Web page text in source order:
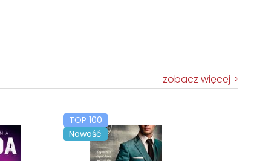
zobacz więcej
TOP 100
Nowość